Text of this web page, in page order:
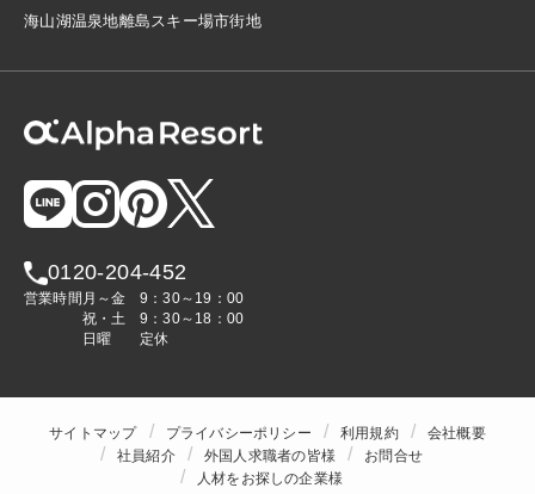
海山湖温泉地離島 スキー場市街地
0120-204-452
営業時間 月～金
9：30～19：00
祝・土
9：30～18：00
日曜
定休
サイトマップ プライバシーポリシー 利用規約
会社概要
社員紹介
外国人求職者の皆様
お問合せ
人材をお探しの企業様